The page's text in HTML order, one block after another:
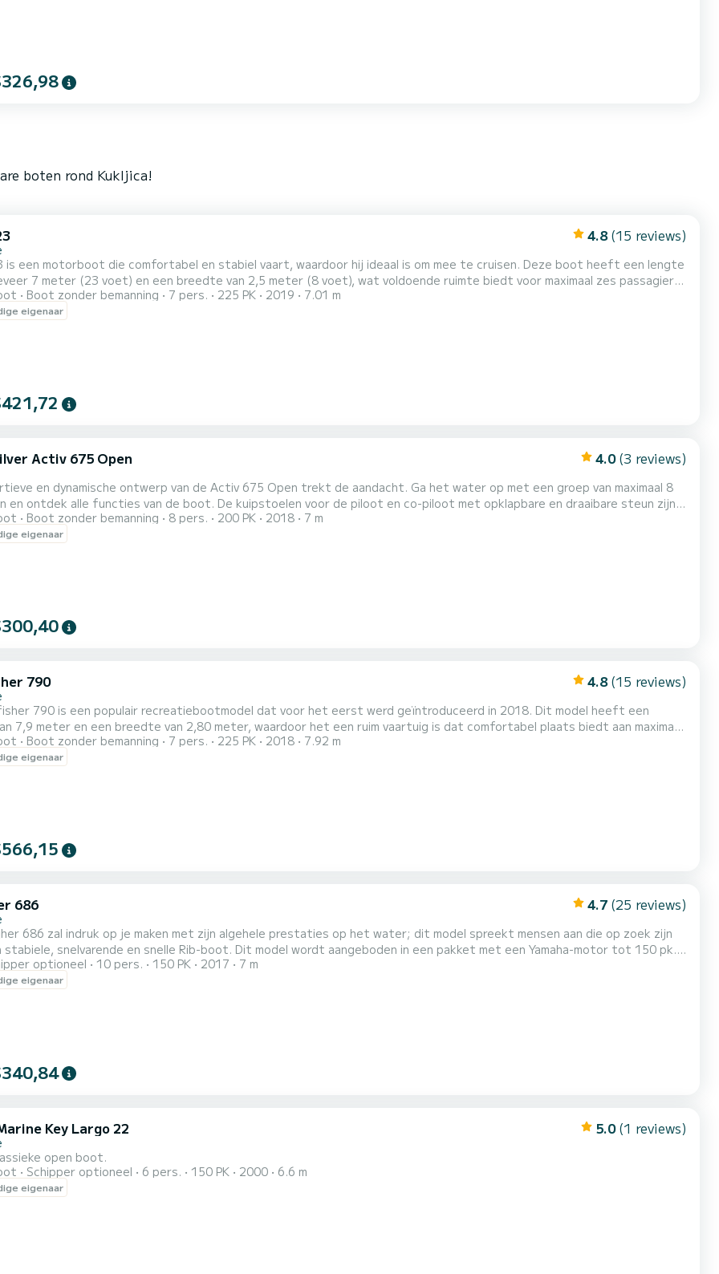
boten rond Kukljica!
4.8 (15 reviews)
is een motorboot die comfortabel en stabiel vaart, waardoor hij ideaal is om mee te cruisen. Deze boot heeft een lengte
7 meter (23 voet) en een breedte van 2,5 meter (8 voet), wat voldoende ruimte biedt voor maximaal zes passagiers.
van de boot is ontworpen om gemakkelijk woelig water te verwerken, terwijl de hoge zijkanten extra veiligheid en
tegen de elementen bieden. De Focus 23 wordt aangedreven door een betrouwbare buitenboordmotor en biedt een
Boot zonder bemanning 7 pers. 225 PK 2019 7.01 m
eigenaar
Activ 675 Open 4.0 (3 reviews)
en dynamische ontwerp van de Activ 675 Open trekt de aandacht. Ga het water op met een groep van maximaal 8
functies van de boot. De kuipstoelen voor de piloot en co-piloot met opklapbare en draaibare steun zijn
van nieuwe voetstukken van glasvezel voor een verbeterd comfort tijdens het besturen en het roer van de boot beschikt
bekerhouders, een opbergvak en een bevestigingsruimte voor een 7” GPS/kaartplotter. Een draaibare rugle...
Boot zonder bemanning 8 pers. 200 PK 2018 7 m
eigenaar
790 4.8 (15 reviews)
790 is een populair recreatiebootmodel dat voor het eerst werd geïntroduceerd in 2018. Dit model heeft een
7,9 meter en een breedte van 2,80 meter, waardoor het een ruim vaartuig is dat comfortabel plaats biedt aan maximaal
en een ruime cockpit die perfect is om te
of om te socializen met vrienden en familie. Het heeft ook een comfortabele en praktische aparte badkamer,
Boot zonder bemanning 7 pers. 225 PK 2018 7.92 m
eigenaar
686 4.7 (25 reviews)
686 zal indruk op je maken met zijn algehele prestaties op het water; dit model spreekt mensen aan die op zoek zijn
stabiele, snelvarende en snelle Rib-boot. Dit model wordt aangeboden in een pakket met een Yamaha-motor tot 150 pk.
dagcruising Rib is ontworpen met het hele gezin in gedachten; het is de ideale boot voor een weekendtocht over
navigatie langs de kust, zonnebaden en zwemmen
optioneel 10 pers. 150 PK 2017 7 m
eigenaar
Key Largo 22 5.0 (1 reviews)
open boot.
Schipper optioneel 6 pers. 150 PK 2000 6.6 m
eigenaar